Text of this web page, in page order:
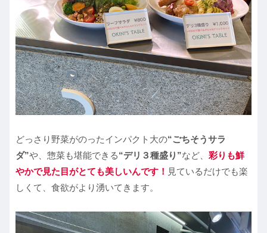
どっさり野菜がのったインパクト大の“ごちそうサラ
ダ”や、惣菜も堪能できる“デリ３種盛り”など、 彩りも鮮
やかで見た目がとても美しいんです！ 見ているだけでも楽
しくて、食欲がより湧いてきます。